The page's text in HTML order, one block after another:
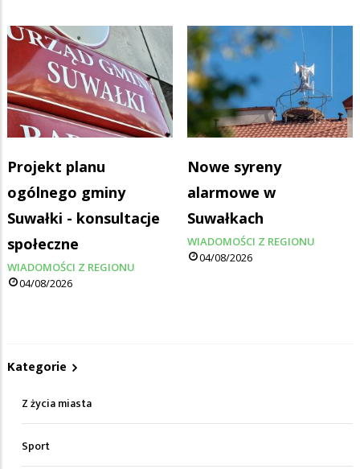
Projekt planu
ogólnego gminy
Suwałki - konsultacje
społeczne
WIADOMOŚCI Z REGIONU
04/08/2026
Nowe syreny
alarmowe w
Suwałkach
WIADOMOŚCI Z REGIONU
04/08/2026
Kategorie
Z życia miasta
Sport